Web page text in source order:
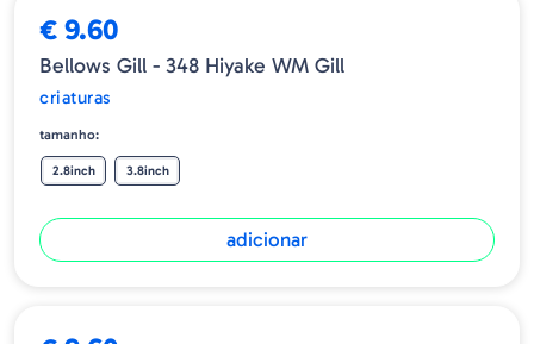
€ 9.60
Bellows Gill - 348 Hiyake WM Gill
criaturas
tamanho:
2.8inch 3.8inch
adicionar